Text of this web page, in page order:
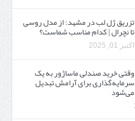
تزریق ژل لب در مشهد: از مدل روسی
تا نچرال | کدام مناسب شماست؟
اکتبر 01, 2025
وقتی خرید صندلی ماساژور به یک
سرمایه‌گذاری برای آرامش تبدیل
می‌شود